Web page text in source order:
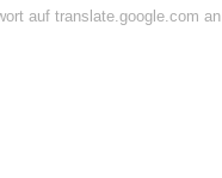
auf translate.google.com an